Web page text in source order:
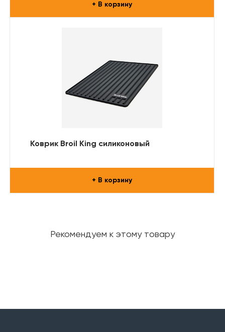
+ В корзину
Коврик Broil King силиконовый
+ В корзину
Рекомендуем к этому товару